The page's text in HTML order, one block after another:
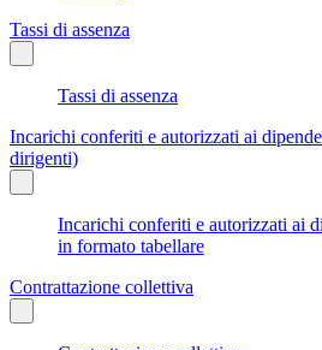
Tassi di assenza
Tassi di assenza
Incarichi conferiti e autorizzati ai
dirigenti)
Incarichi conferiti e autorizzati ai
in formato tabellare
Contrattazione collettiva